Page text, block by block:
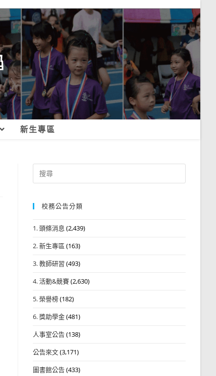
新生專區
Search
for:
校務公告分類
1. 頭條消息 (2,439)
2. 新生專區 (163)
3. 教師研習 (493)
4. 活動&競賽(2,630)
5. 榮譽榜(182)
6. 獎助學金(481)
人事室公告(138)
公告來文(3,171)
圖書館公告(433)